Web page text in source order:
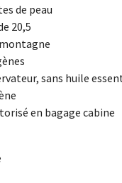
de peau
20,5
sans huile
en bagage cabine